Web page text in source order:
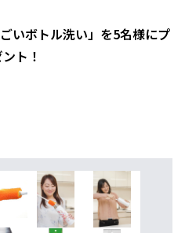
いボトル洗い」を5名様にプ
ト！